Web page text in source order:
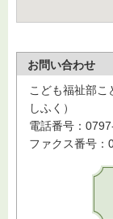
お問い合わせ
こども福祉部こ
しふく）
電話番号：
ファクス番号：